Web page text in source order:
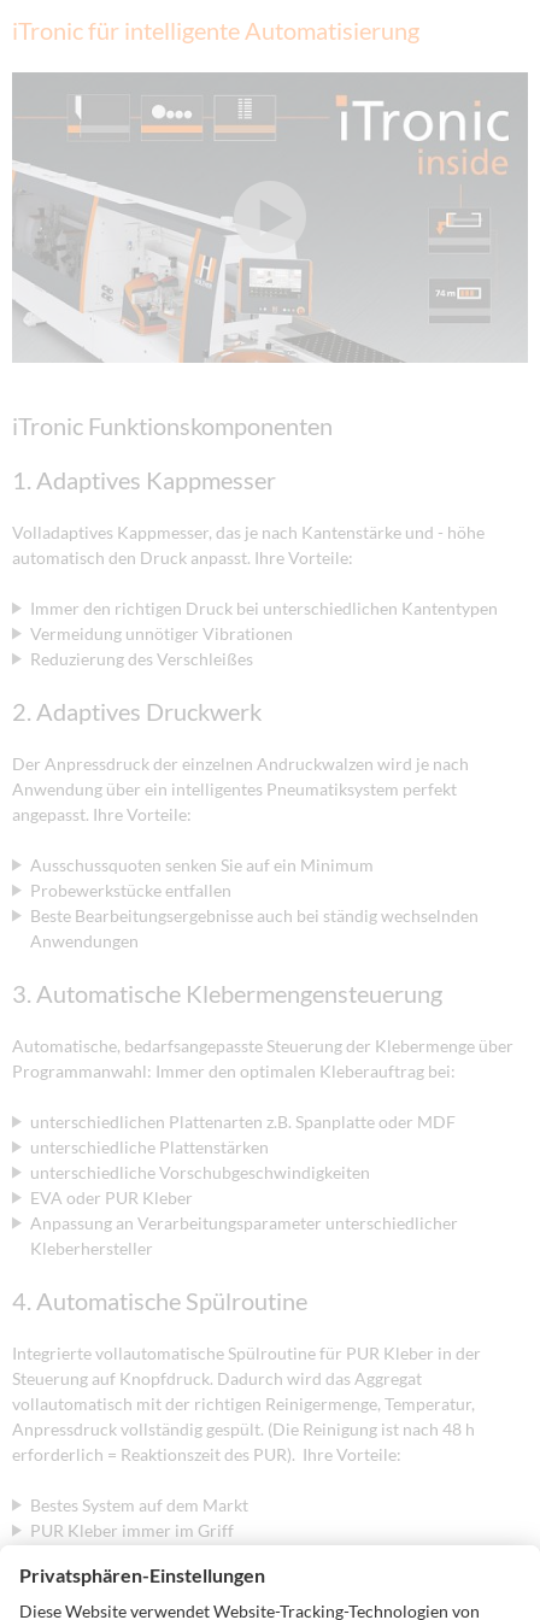
iTronic für intelligente Automatisierung
iTronic Funktionskomponenten
1. Adaptives Kappmesser
Volladaptives Kappmesser, das je nach Kantenstärke und - höhe
automatisch den Druck anpasst. Ihre Vorteile:
Immer den richtigen Druck bei unterschiedlichen Kantentypen
Vermeidung unnötiger Vibrationen
Reduzierung des Verschleißes
2. Adaptives Druckwerk
Der Anpressdruck der einzelnen Andruckwalzen wird je nach
Anwendung über ein intelligentes Pneumatiksystem perfekt
angepasst. Ihre Vorteile:
Ausschussquoten senken Sie auf ein Minimum
Probewerkstücke entfallen
Beste Bearbeitungsergebnisse auch bei ständig wechselnden
Anwendungen
3. Automatische Klebermengensteuerung
Automatische, bedarfsangepasste Steuerung der Klebermenge über
Programmanwahl: Immer den optimalen Kleberauftrag bei:
unterschiedlichen Plattenarten z.B. Spanplatte oder MDF
unterschiedliche Plattenstärken
unterschiedliche Vorschubgeschwindigkeiten
EVA oder PUR Kleber
Anpassung an Verarbeitungsparameter unterschiedlicher
Kleberhersteller
4. Automatische Spülroutine
Integrierte vollautomatische Spülroutine für PUR Kleber in der
Steuerung auf Knopfdruck. Dadurch wird das Aggregat
vollautomatisch mit der richtigen Reinigermenge, Temperatur,
Anpressdruck vollständig gespült. (Die Reinigung ist nach 48 h
erforderlich = Reaktionszeit des PUR). Ihre Vorteile:
Bestes System auf dem Markt
PUR Kleber immer im Griff
5. Resteklebermengenüberwachung